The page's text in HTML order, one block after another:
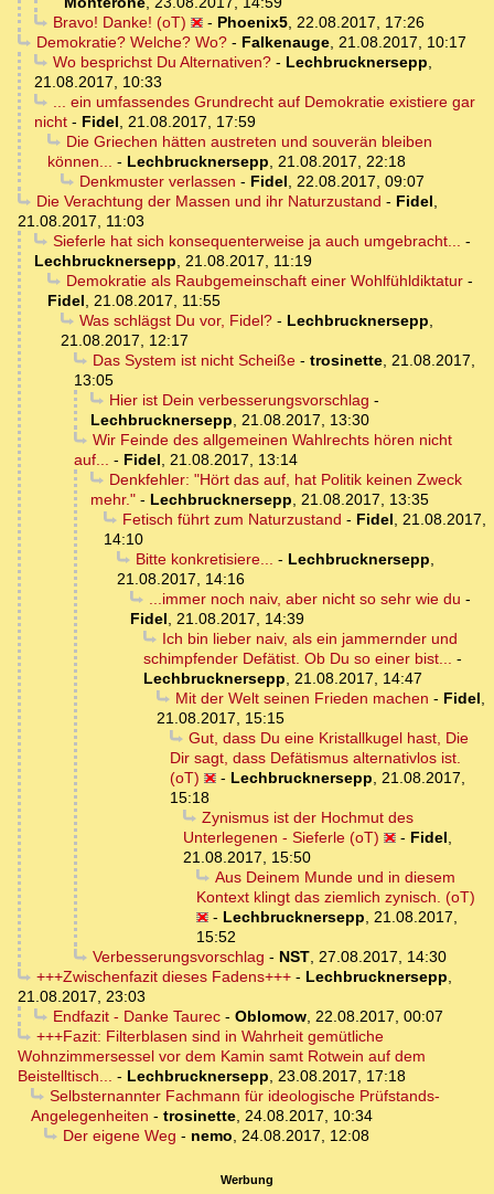
Bravo! Danke! (oT)
- Phoenix5, 22.08.2017, 17:26
Demokratie? Welche? Wo?- Falkenauge, 21.08.2017, 10:17
Wo besprichst Du Alternativen?- Lechbrucknersepp,
21.08.2017, 10:33
... ein umfassendes Grundrecht auf Demokratie existiere gar
nicht - Fidel, 21.08.2017, 17:59
Die Griechen hätten austreten und souverän bleiben
können... - Lechbrucknersepp, 21.08.2017, 22:18
Denkmuster verlassen - Fidel, 22.08.2017, 09:07
Die Verachtung der Massen und ihr Naturzustand - Fidel,
21.08.2017, 11:03
Sieferle hat sich konsequenterweise ja auch umgebracht... -
Lechbrucknersepp, 21.08.2017, 11:19
Demokratie als Raubgemeinschaft einer Wohlfühldiktatur-
Fidel, 21.08.2017, 11:55
Was schlägst Du vor, Fidel?- Lechbrucknersepp,
21.08.2017, 12:17
Das System ist nicht Scheiße- trosinette, 21.08.2017,
13:05
Hier ist Dein verbesserungsvorschlag -
Lechbrucknersepp, 21.08.2017, 13:30
Wir Feinde des allgemeinen Wahlrechts hören nicht
auf... - Fidel, 21.08.2017, 13:14
Denkfehler: "Hört das auf, hat Politik keinen Zweck
mehr." - Lechbrucknersepp, 21.08.2017, 13:35
Fetisch führt zum Naturzustand - Fidel, 21.08.2017,
14:10
Bitte konkretisiere... - Lechbrucknersepp,
21.08.2017, 14:16
...immer noch naiv, aber nicht so sehr wie du -
Fidel, 21.08.2017, 14:39
Ich bin lieber naiv, als ein jammernder und
schimpfender Defätist. Ob Du so einer bist... -
Lechbrucknersepp, 21.08.2017, 14:47
Mit der Welt seinen Frieden machen - Fidel,
21.08.2017, 15:15
Gut, dass Du eine Kristallkugel hast, Die
Dir sagt, dass Defätismus alternativlos ist.
(oT)
- Lechbrucknersepp, 21.08.2017,
15:18
Zynismus ist der Hochmut des
Unterlegenen - Sieferle (oT)
- Fidel,
21.08.2017, 15:50
Aus Deinem Munde und in diesem
Kontext klingt das ziemlich zynisch. (oT)
- Lechbrucknersepp, 21.08.2017,
15:52
Verbesserungsvorschlag - NST, 27.08.2017, 14:30
+++Zwischenfazit dieses Fadens+++- Lechbrucknersepp,
21.08.2017, 23:03
Endfazit - Danke Taurec- Oblomow, 22.08.2017, 00:07
+++Fazit: Filterblasen sind in Wahrheit gemütliche
Wohnzimmersessel vor dem Kamin samt Rotwein auf dem
Beistelltisch... - Lechbrucknersepp, 23.08.2017, 17:18
Selbsternannter Fachmann für ideologische Prüfstands-
Angelegenheiten - trosinette, 24.08.2017, 10:34
Der eigene Weg - nemo, 24.08.2017, 12:08
Werbung